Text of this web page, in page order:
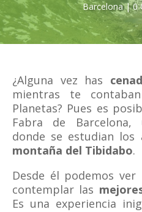
Barcelona|0
¿Alguna vez has
mientras te
Planetas? Pues es
Fabra de
donde se estudian
montaña del Tibidabo.
Desde él podemos
contemplar las
Es una experiencia